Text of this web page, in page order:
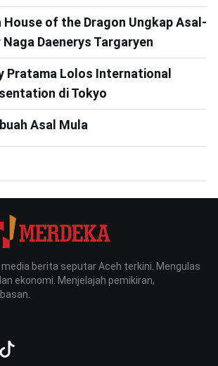
House of the Dragon Ungkap Asal-
Naga Daenerys Targaryen
Pratama Lolos International
di Tokyo
Asal Mula
media berita seputar Aceh terkini. Mengulas
ekonomi. Menjelajah pemikiran,